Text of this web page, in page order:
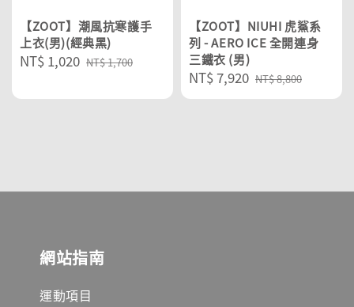
【ZOOT】潮風抗寒護手
上衣(男)(經典黑)
Sale
NT$ 1,020 Regular
NT$ 1,700
【ZOOT】NIUHI 虎鯊系
列 - AERO ICE 全開連身
三鐵衣 (男)
Sale
price
NT$ 7,920 Regular
price
NT$ 8,800
網站指南
運動項目